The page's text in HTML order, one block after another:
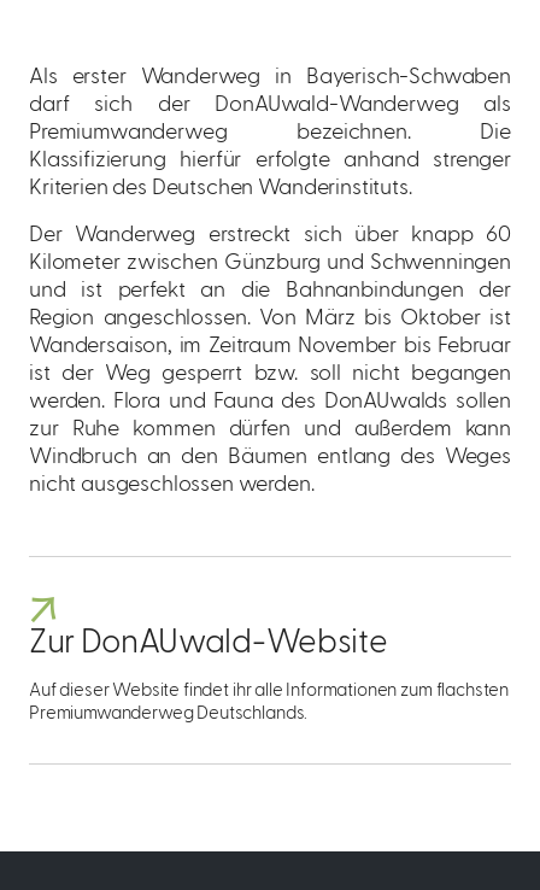
Als erster Wanderweg in Bayerisch-Schwaben
darf sich der DonAUwald-Wanderweg als
Premiumwanderweg bezeichnen. Die
Klassifizierung hierfür erfolgte anhand strenger
Kriterien des Deutschen Wanderinstituts.
Der Wanderweg erstreckt sich über knapp 60
Kilometer zwischen Günzburg und Schwenningen
und ist perfekt an die Bahnanbindungen der
Region angeschlossen. Von März bis Oktober ist
Wandersaison, im Zeitraum November bis Februar
ist der Weg gesperrt bzw. soll nicht begangen
werden. Flora und Fauna des DonAUwalds sollen
zur Ruhe kommen dürfen und außerdem kann
Windbruch an den Bäumen entlang des Weges
nicht ausgeschlossen werden.
Zur DonAUwald-Website
Auf dieser Website findet ihr alle Informationen zum flachsten
Premiumwanderweg Deutschlands.